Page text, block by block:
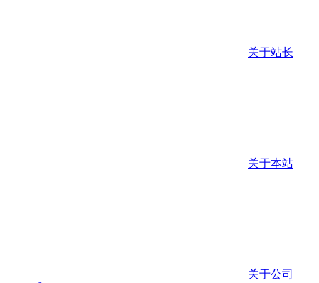
关于站长
关于本站
关于公司